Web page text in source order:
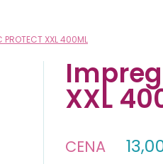
PROTECT XXL 400ML
XXL
CENA